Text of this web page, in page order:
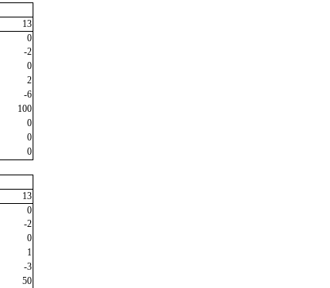
13
0
-2
0
2
-6
100
0
0
0
13
0
-2
0
1
-3
50